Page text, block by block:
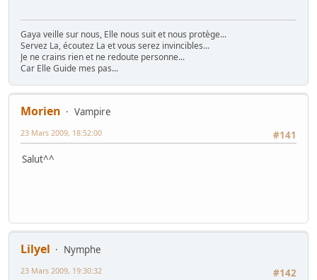
Gaya veille sur nous, Elle nous suit et nous protège...
Servez La, écoutez La et vous serez invincibles...
Je ne crains rien et ne redoute personne...
Car Elle Guide mes pas...
Morien
Vampire
#141
23 Mars 2009, 18:52:00
Salut^^
Lilyel
Nymphe
#142
23 Mars 2009, 19:30:32